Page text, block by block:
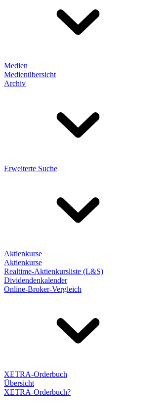
Medien
Medienübersicht
Archiv
Erweiterte Suche
Aktienkurse
Aktienkurse
Realtime-Aktienkursliste (L&S)
Dividendenkalender
Online-Broker-Vergleich
XETRA-Orderbuch
Übersicht
XETRA-Orderbuch?